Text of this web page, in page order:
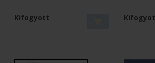
Kifogyott